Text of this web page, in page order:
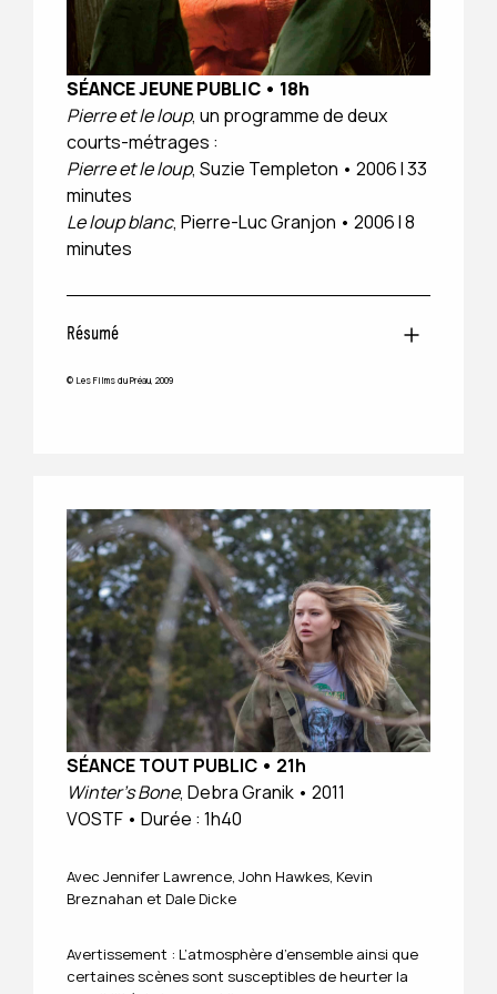
SÉANCE JEUNE PUBLIC • 18h
Pierre et le loup, un programme de deux
courts-métrages :
Pierre et le loup, Suzie Templeton • 2006 I 33
minutes
Le loup blanc, Pierre-Luc Granjon • 2006 I 8
minutes
Résumé
Pierre et le loup
Le loup blanc: Dans un village en lisière de la forêt,
un enfant réussit à apprivoiser un loup pour en faire
sa monture. Son petit frère et lui sont ravis, mais un
jour, pour nourrir la famille, le père ramène de la
chasse un gibier plus gros que d’habitude…
© Les Films du Préau, 2009
SÉANCE TOUT PUBLIC • 21h
Winter’s Bone, Debra Granik • 2011
VOSTF • Durée : 1h40
Avec Jennifer Lawrence, John Hawkes, Kevin
Breznahan et Dale Dicke
Avertissement : L’atmosphère d’ensemble ainsi que
certaines scènes sont susceptibles de heurter la